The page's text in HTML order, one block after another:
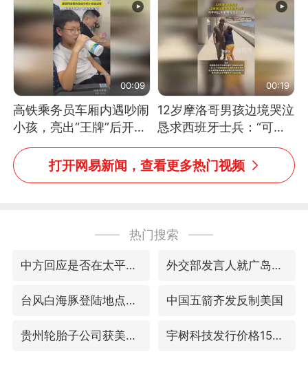
处理
00:09
高铁乘务员车厢内遇吵闹
小孩，亮出“王牌”后开启
一键静音
00:19
12岁摩洛哥男孩边境哭泣
恳求西班牙士兵：“可不
可以不要把我遣返回国”
打开网易新闻，查看更多热门视频
热门搜索
中方回应是否在太平洋海底开采稀土 外交部发言人就广岛核爆81周年等答记者问
台风白海豚登陆地点更新 中国五箭齐发反制美国
贵州轮胎子公司获美国退税8136万 宇树科技发行价格150.80元/股